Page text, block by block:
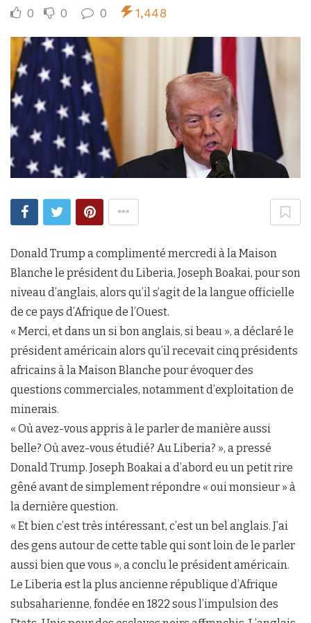
0 0 0 1,448
Donald Trump a complimenté mercredi à la Maison
Blanche le président du Liberia, Joseph Boakai, pour son
niveau d’anglais, alors qu’il s’agit de la langue officielle
de ce pays d’Afrique de l’Ouest.
« Merci, et dans un si bon anglais, si beau », a déclaré le
président américain alors qu’il recevait cinq présidents
africains à la Maison Blanche pour évoquer des
questions commerciales, notamment d’exploitation de
minerais.
« Où avez-vous appris à le parler de manière aussi
belle? Où avez-vous étudié? Au Liberia? », a pressé
Donald Trump. Joseph Boakai a d’abord eu un petit rire
gêné avant de simplement répondre « oui monsieur » à
la dernière question.
« Et bien c’est très intéressant, c’est un bel anglais. J’ai
des gens autour de cette table qui sont loin de le parler
aussi bien que vous », a conclu le président américain.
Le Liberia est la plus ancienne république d’Afrique
subsaharienne, fondée en 1822 sous l’impulsion des